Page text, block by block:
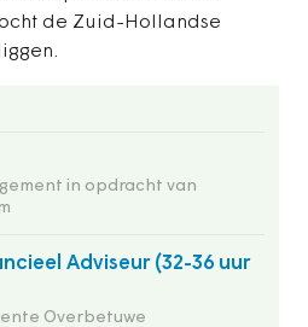
de Zuid-Hollandse
in opdracht van
Adviseur (32-36 uur
Overbetuwe